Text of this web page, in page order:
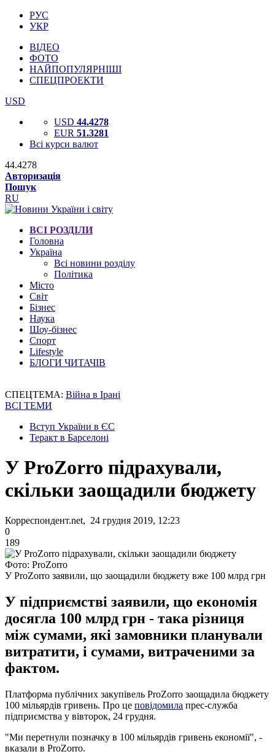
РУС
УКР
ВІДЕО
ФОТО
НАЙПОПУЛЯРНІШІ
СПЕЦПРОЕКТИ
USD
USD 44.4278
EUR 51.3281
Всі курси валют
44.4278
Авторизація
Пошук
RU
ВСІ РОЗДІЛИ
Головна
Україна
Всі новини розділу
Політика
Місто
Світ
Бізнес
Наука
Шоу-бізнес
Спорт
Lifestyle
БЛОГИ ЧИТАЧІВ
СПЕЦТЕМА: Війна в Ірані
ВСІ ТЕМИ
Вступ України в ЄС
Теракт в Барселоні
У ProZorro підрахували,
скільки заощадили бюджету
Корреспондент.net, 24 грудня 2019, 12:23
0
189
Фото: ProZorro
У ProZorro заявили, що заощадили бюджету вже 100 млрд грн
У підприємстві заявили, що економія
досягла 100 млрд грн - така різниця
між сумами, які замовники планували
витратити, і сумами, витраченими за
фактом.
Платформа публічних закупівель ProZorro заощадила бюджету
100 мільярдів гривень. Про це повідомила прес-служба
підприємства у вівторок, 24 грудня.
"Ми перетнули позначку в 100 мільярдів гривень економії", -
вказали в ProZorro.